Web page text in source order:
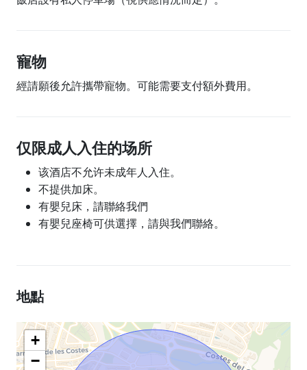
寵物
經請願後允許攜帶寵物。可能需要支付額外費用。
仅限成人入住的场所
该酒店不允许未成年人入住。
不提供加床。
有嬰兒床，請聯絡我們
有嬰兒座椅可供選擇，請與我們聯絡。
地點
+
−